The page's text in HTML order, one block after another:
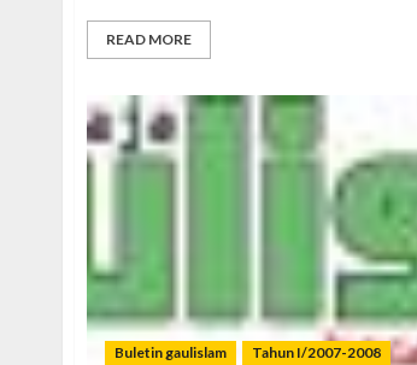
READ MORE
Buletin gaulislam Tahun I/2007-2008